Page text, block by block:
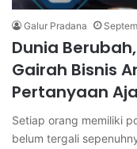
Galur Pradana
Dunia
Gairah Bisnis
Pertanyaan
Setiap orang memiliki
belum tergali